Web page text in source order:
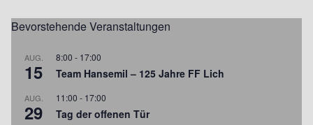
Bevorstehende Veranstaltungen
AUG.
15
8:00 - 17:00
Team Hansemil – 125 Jahre FF Lich
AUG.
29
11:00 - 17:00
Tag der offenen Tür